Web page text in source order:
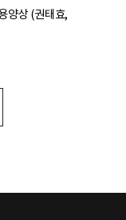
양상 (권태효,